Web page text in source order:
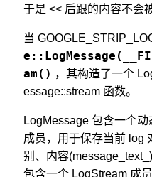
于是 << 后跟的内容不会
当
am() ，其构造了一个
essage::stream 函数。
LogMessage 包含一个
成员，用于保存当前 log
别、内容
包含一个 LogStream 成